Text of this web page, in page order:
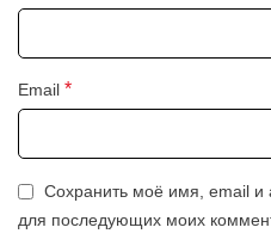
Email *
Сохранить моё имя, email и
для последующих моих